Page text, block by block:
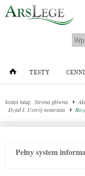
TESTY
Jesteś tutaj: Strona główna
Dział I. Ustrój notariatu
Pełny system